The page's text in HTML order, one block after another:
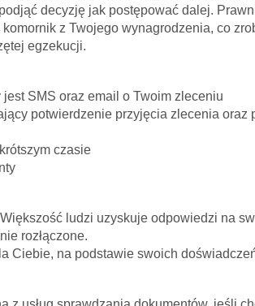
decyzję jak postępować dalej.
z Twojego wynagrodzenia, co
egzekucji.
SMS oraz email o Twoim zleceniu
potwierdzenie przyjęcia zlecenia
czasie
ludzi uzyskuje odpowiedzi na
rozłączone.
Ciebie, na podstawie swoich